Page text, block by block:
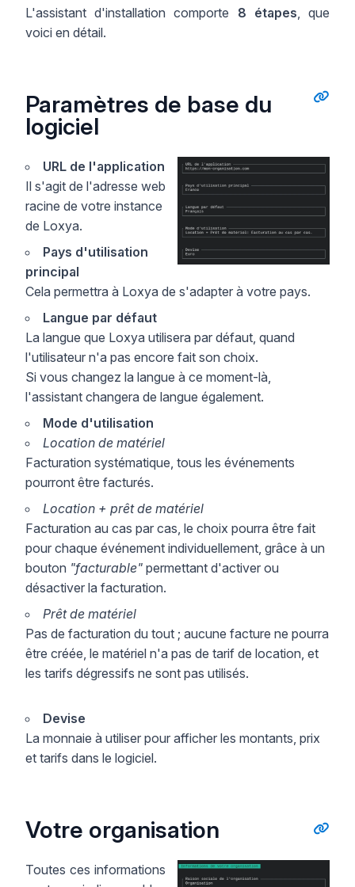
L'assistant d'installation comporte 8 étapes, que
voici en détail.
Paramètres de base du
logiciel
URL de l'application
Il s'agit de l'adresse web
racine de votre instance
de Loxya.
Pays d'utilisation
principal
Cela permettra à Loxya de s'adapter à votre pays.
Langue par défaut
La langue que Loxya utilisera par défaut, quand
l'utilisateur n'a pas encore fait son choix.
Si vous changez la langue à ce moment-là,
l'assistant changera de langue également.
Mode d'utilisation
Location de matériel
Facturation systématique, tous les événements
pourront être facturés.
Location + prêt de matériel
Facturation au cas par cas, le choix pourra être fait
pour chaque événement individuellement, grâce à un
bouton "facturable" permettant d'activer ou
désactiver la facturation.
Prêt de matériel
Pas de facturation du tout ; aucune facture ne pourra
être créée, le matériel n'a pas de tarif de location, et
les tarifs dégressifs ne sont pas utilisés.
Devise
La monnaie à utiliser pour afficher les montants, prix
et tarifs dans le logiciel.
Votre organisation
Toutes ces informations